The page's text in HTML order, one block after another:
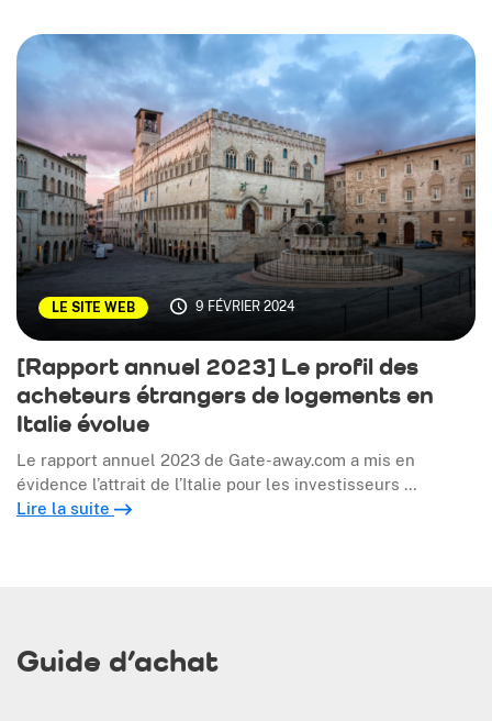
LE SITE WEB 9 FÉVRIER 2024
[Rapport annuel 2023] Le profil des
acheteurs étrangers de logements en
Italie évolue
Le rapport annuel 2023 de Gate-away.com a mis en
évidence l’attrait de l’Italie pour les investisseurs …
Lire la suite
Guide d’achat